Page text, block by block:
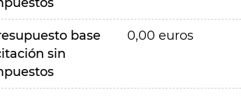
base
sin
0,00 euros